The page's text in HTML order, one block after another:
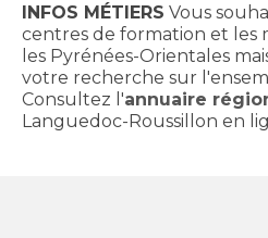
INFOS MÉTIERS Vous
centres de formation et les
les Pyrénées-Orientales
votre recherche sur
Consultez l'annuaire
Languedoc-Roussillon en